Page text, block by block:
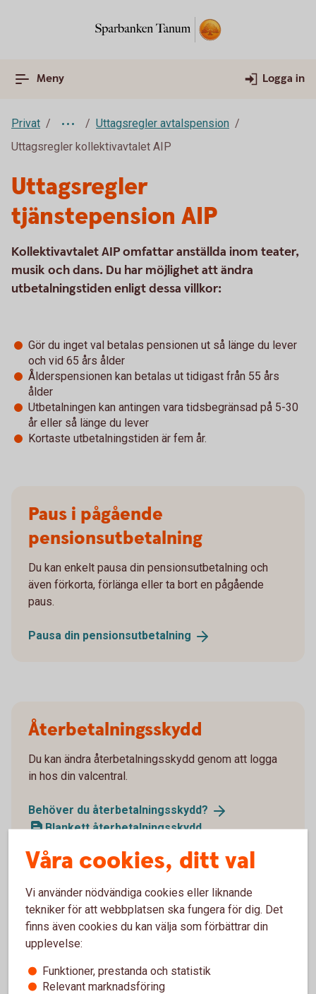
Meny Logga in
Privat
Uttagsregler avtalspension
Uttagsregler kollektivavtalet AIP
Uttagsregler
tjänstepension AIP
Kollektivavtalet AIP omfattar anställda inom teater,
musik och dans. Du har möjlighet att ändra
utbetalningstiden enligt dessa villkor:
Gör du inget val betalas pensionen ut så länge du lever
och vid 65 års ålder
Ålderspensionen kan betalas ut tidigast från 55 års
ålder
Utbetalningen kan antingen vara tidsbegränsad på 5-30
år eller så länge du lever
Kortaste utbetalningstiden är fem år.
Paus i pågående
pensionsutbetalning
Du kan enkelt pausa din pensionsutbetalning och
även förkorta, förlänga eller ta bort en pågående
paus.
Pausa din pensionsutbetalning
Återbetalningsskydd
Du kan ändra återbetalningsskydd genom att logga
in hos din valcentral.
Behöver du återbetalningsskydd?
Blankett återbetalningsskydd
Ansök
Våra cookies, ditt val
Vi använder nödvändiga cookies eller liknande
tekniker för att webbplatsen ska fungera för dig. Det
finns även cookies du kan välja som förbättrar din
upplevelse:
Funktioner, prestanda och statistik
Relevant marknadsföring